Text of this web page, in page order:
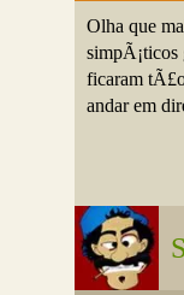
Olha que
simpÃ¡ticos
ficaram
andar em